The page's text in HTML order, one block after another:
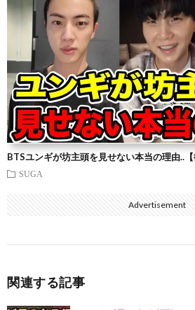
BTSユンギが坊主頭を見せない本当の理由..【
SUGA
Advertisement
関連する記事